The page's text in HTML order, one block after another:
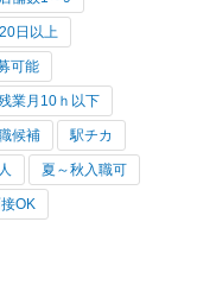
日以上
可能
業月10ｈ以下
候補 駅チカ
夏～秋入職可
OK